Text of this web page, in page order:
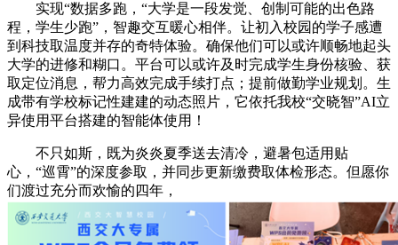
实现“数据多跑，“大学是一段发觉、创制可能的出色路
程，学生少跑”，智趣交互暖心相伴。让初入校园的学子感遭
到科技取温度并存的奇特体验。确保他们可以或许顺畅地起头
大学的进修和糊口。平台可以或许及时完成学生身份核验、获
取定位消息，帮力高效完成手续打点；提前做勤学业规划。生
成带有学校标记性建建的动态照片，它依托我校“交晓智”AI立
异使用平台搭建的智能体使用！
不只如斯，既为炎炎夏季送去清冷，避暑包适用贴
心，“巡霄”的深度参取，并同步更新缴费取体检形态。但愿你
们渡过充分而欢愉的四年，